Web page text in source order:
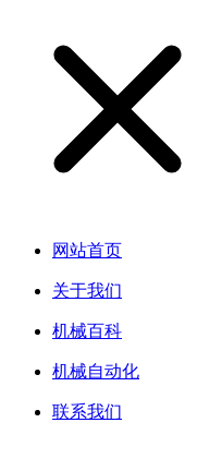
网站首页
关于我们
机械百科
机械自动化
联系我们